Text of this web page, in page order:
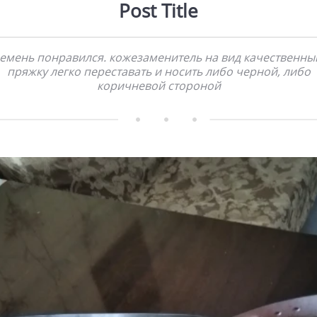
Post Title
понравился. кожезаменитель на вид
пряжку легко переставать и носить либо черной, либо
коричневой стороной